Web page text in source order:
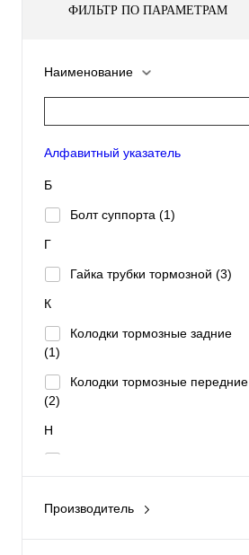
ФИЛЬТР ПО ПАРАМЕТРАМ
Наименование
Алфавитный указатель
Б
Болт суппорта (1)
Г
Гайка трубки тормозной (3)
К
Колодки тормозные задние
(1)
Колодки тормозные передние
(2)
Н
Патрубок вакуумного насоса с
клапаном(4)
Производитель